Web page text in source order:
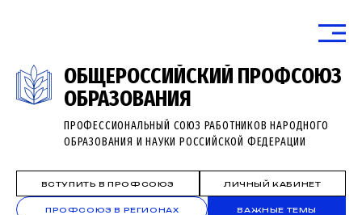
ОБЩЕРОССИЙСКИЙ ПРОФСОЮЗ
ОБРАЗОВАНИЯ
ПРОФЕССИОНАЛЬНЫЙ СОЮЗ РАБОТНИКОВ НАРОДНОГО
ОБРАЗОВАНИЯ И НАУКИ РОССИЙСКОЙ ФЕДЕРАЦИИ
ВСТУПИТЬ В ПРОФСОЮЗ ЛИЧНЫЙ КАБИНЕТ
ПРОФСОЮЗ В РЕГИОНАХ ВАЖНЫЕ ТЕМЫ